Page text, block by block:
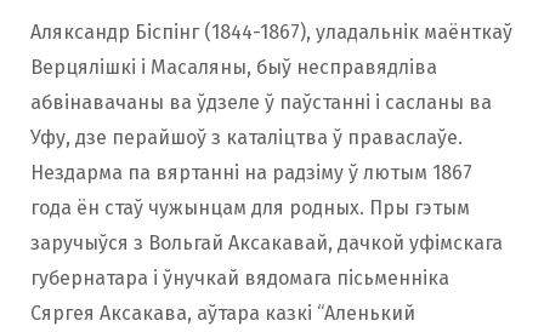
Аляксандр Біспінг (1844-1867), уладальнік маёнткаў
Верцялішкі і Масаляны, быў несправядліва
абвінавачаны ва ўдзеле ў паўстанні і сасланы ва
Уфу, дзе перайшоў з каталіцтва ў праваслаўе.
Нездарма па вяртанні на радзіму ў лютым 1867
года ён стаў чужынцам для родных. Пры гэтым
заручыўся з Вольгай Аксакавай, дачкой уфімскага
губернатара і ўнучкай вядомага пісьменніка
Сяргея Аксакава, аўтара казкі “Аленький